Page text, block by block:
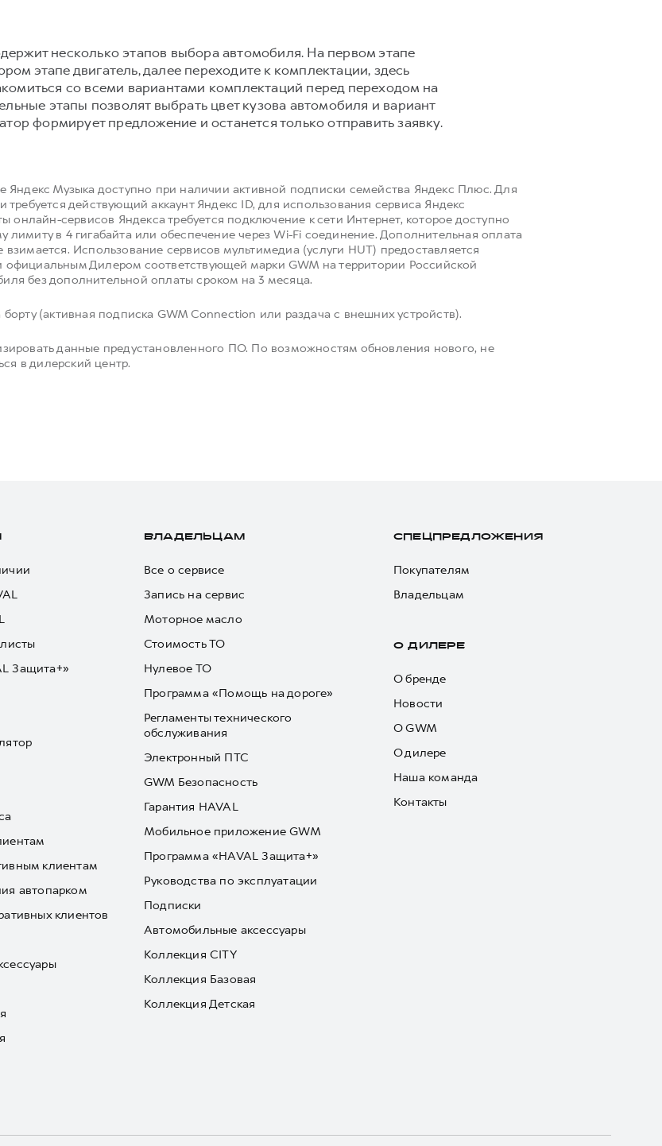
несколько этапов выбора автомобиля. На первом этапе
этапе двигатель, далее переходите к комплектации, здесь
со всеми вариантами комплектаций перед переходом на
этапы позволят выбрать цвет кузова автомобиля и вариант
формирует предложение и останется только отправить заявку.
Яндекс Музыка доступно при наличии активной подписки семейства Яндекс Плюс. Для
действующий аккаунт Яндекс ID, для использования сервиса Яндекс
онлайн-сервисов Яндекса требуется подключение к сети Интернет, которое доступно
в 4 гигабайта или обеспечение через Wi-Fi соединение. Дополнительная оплата
Использование сервисов мультимедиа (услуги HUT) предоставляется
Дилером соответствующей марки GWM на территории Российской
без дополнительной оплаты сроком на 3 месяца.
(активная подписка GWM Connection или раздача с внешних устройств).
данные предустановленного ПО. По возможностям обновления нового, не
в дилерский центр.
Защита+»
клиентам
автопарком
клиентов
ВЛАДЕЛЬЦАМ
Все о сервисе
Запись на сервис
Моторное масло
Стоимость ТО
Нулевое ТО
Программа «Помощь на дороге»
Регламенты технического
обслуживания
Электронный ПТС
GWM Безопасность
Гарантия HAVAL
Мобильное приложение GWM
Программа «HAVAL Защита+»
Руководства по эксплуатации
Подписки
Автомобильные аксессуары
Коллекция CITY
Коллекция Базовая
Коллекция Детская
СПЕЦПРЕДЛОЖЕНИЯ
Покупателям
Владельцам
О ДИЛЕРЕ
О бренде
Новости
О GWM
О дилере
Наша команда
Контакты